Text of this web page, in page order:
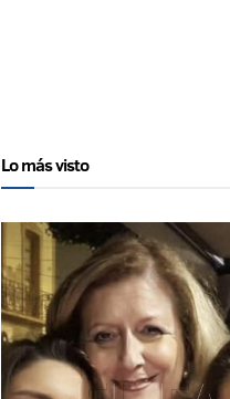
Lo más visto